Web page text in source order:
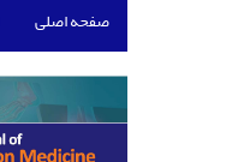
صفحه اصلی